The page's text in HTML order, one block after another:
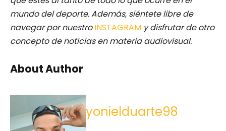
mundo del deporte. Además, siéntete libre de
navegar por nuestro INSTAGRAM y disfrutar de otro
concepto de noticias en materia audiovisual.
About Author
yonielduarte98